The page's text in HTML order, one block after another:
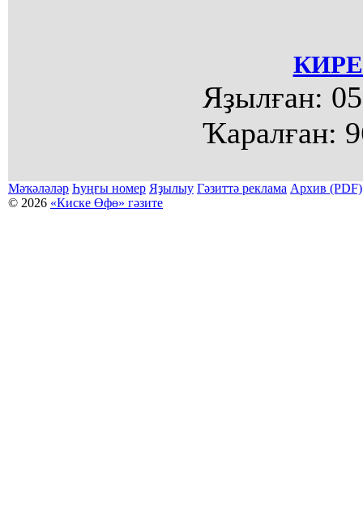
Яҙылған:
Ҡаралған:
Мәҡәләләр Һуңғы номер Яҙылыу Гәзиттә реклама Архив (PDF)
© 2026 «Киске Өфө» гәзите